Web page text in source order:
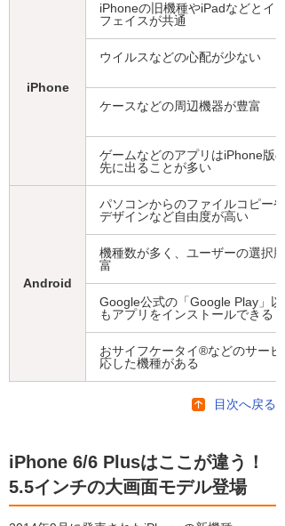
iPhone
iPhoneの旧機種やiPadなどとイン
フェイスが共通
ウイルスなどの心配が少ない
ケースなどの周辺機器が豊富
ゲームなどのアプリはiPhone版の
先に出ることが多い
Android
パソコンからのファイルコピーや
デザインなど自由度が高い
機種数が多く、ユーザーの選択肢
富
Google公式の「Google Play」以
もアプリをインストールできる
おサイフケータイ®などのサービ
応した機種がある
目次へ戻る
iPhone 6/6 Plusはここが違う！
5.5インチの大画面モデル登場